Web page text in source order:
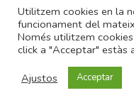
info@lauraduran.com
Utilitzem cookies en la
funcionament del
Només utilitzem
click a "Acceptar" estàs
Ajustos
Acceptar